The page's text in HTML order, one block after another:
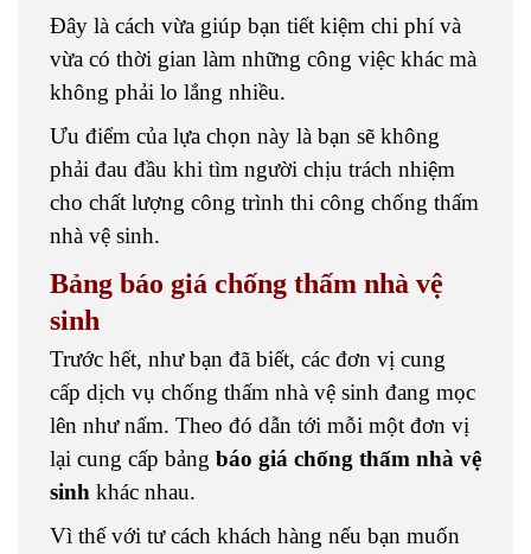
Đây là cách vừa giúp bạn tiết kiệm chi phí và
vừa có thời gian làm những công việc khác mà
không phải lo lắng nhiều.
Ưu điểm của lựa chọn này là bạn sẽ không
phải đau đầu khi tìm người chịu trách nhiệm
cho chất lượng công trình thi công chống thấm
nhà vệ sinh.
Bảng báo giá chống thấm nhà vệ
sinh
Trước hết, như bạn đã biết, các đơn vị cung
cấp dịch vụ chống thấm nhà vệ sinh đang mọc
lên như nấm. Theo đó dẫn tới mỗi một đơn vị
lại cung cấp bảng báo giá chống thấm nhà vệ
sinh khác nhau.
Vì thế với tư cách khách hàng nếu bạn muốn